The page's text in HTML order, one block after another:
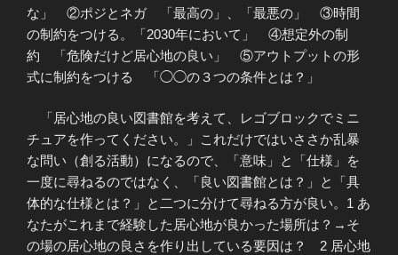
な」 ②ポジとネガ 「最高の」、「最悪の」 ③時間
の制約をつける。「2030年において」 ④想定外の制
約 「危険だけど居心地の良い」 ⑤アウトプットの形
式に制約をつける 「◯◯の３つの条件とは？」
「居心地の良い図書館を考えて、レゴブロックでミニ
チュアを作ってください。」これだけではいささか乱暴
な問い（創る活動）になるので、「意味」と「仕様」を
一度に尋ねるのではなく、「良い図書館とは？」と「具
体的な仕様とは？」と二つに分けて尋ねる方が良い。1 あ
なたがこれまで経験した居心地が良かった場所は？→そ
の場の居心地の良さを作り出している要因は？ 2 居心地